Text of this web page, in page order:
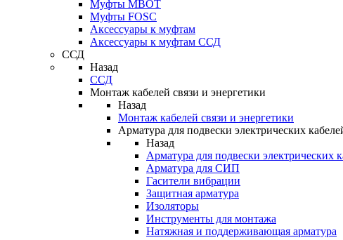
Муфты МВОТ
Муфты FOSC
Аксессуары к муфтам
Аксессуары к муфтам ССД
ССД
Назад
ССД
Монтаж кабелей связи и энергетики
Назад
Монтаж кабелей связи и энергетики
Арматура для подвески электрических
Назад
Арматура для подвески электрических
Арматура для СИП
Гасители вибрации
Защитная арматура
Изоляторы
Инструменты для монтажа
Натяжная и поддерживающая арматура